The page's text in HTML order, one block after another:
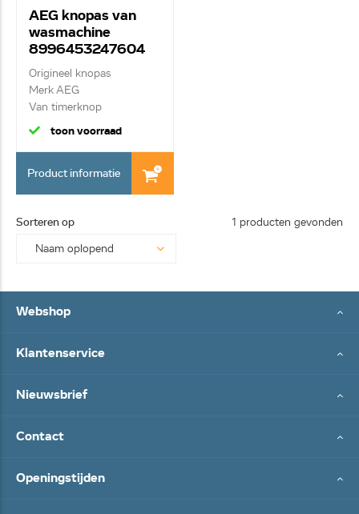
AEG knopas van
wasmachine
8996453247604
Origineel knopas
Merk AEG
Van timerknop
toon voorraad
Product informatie
Sorteren op 1 producten gevonden
Webshop
Klantenservice
Nieuwsbrief
Contact
Openingstijden